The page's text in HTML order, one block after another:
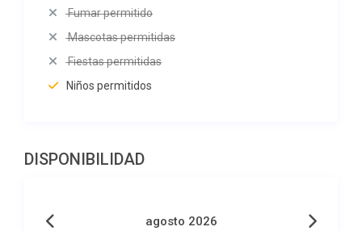
Fumar permitido
Mascotas permitidas
Fiestas permitidas
Niños permitidos
DISPONIBILIDAD
agosto 2026